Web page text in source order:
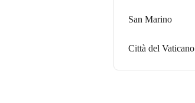
San Marino
Città del Vaticano